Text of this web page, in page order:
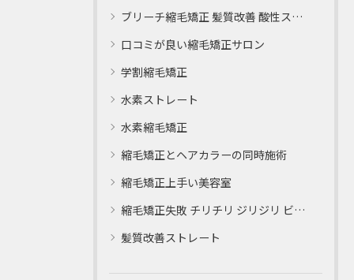
ブリーチ縮毛矯正 髪質改善 酸性ストレート
口コミが良い縮毛矯正サロン
学割縮毛矯正
水素ストレート
水素縮毛矯正
縮毛矯正とヘアカラーの同時施術
縮毛矯正上手い美容室
縮毛矯正失敗 チリチリ ジリジリ ビビり直し専門
髪質改善ストレート